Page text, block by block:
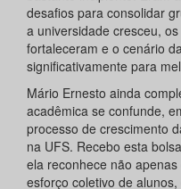
desafios para consolidar
a universidade cresceu,
fortaleceram e o cenário
significativamente para
Mário Ernesto ainda
acadêmica se confunde,
processo de crescimento
na UFS. Recebo esta
ela reconhece não
esforço coletivo de